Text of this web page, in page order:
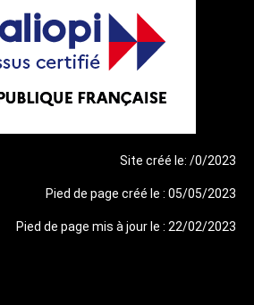
Site créé le: /0/2023
Pied de page créé le : 05/05/2023
Pied de page mis à jour le : 22/02/2023